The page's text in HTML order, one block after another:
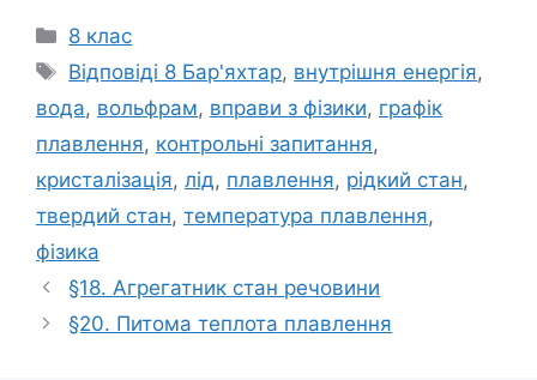
Категорії
8 клас
Позначки
Відповіді 8 Бар'яхтар, внутрішня енергія,
вода, вольфрам, вправи з фізики, графік
плавлення, контрольні запитання,
кристалізація, лід, плавлення, рідкий стан,
твердий стан, температура плавлення,
фізика
§18. Агрегатник стан речовини
§20. Питома теплота плавлення